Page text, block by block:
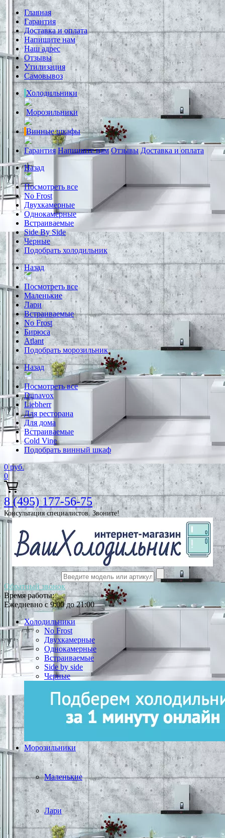
Главная
Гарантия
Доставка и оплата
Напишите нам
Наш адрес
Отзывы
Утилизация
Самовывоз
Холодильники
Морозильники
Винные шкафы
Гарантия Напишите нам Отзывы Доставка и оплата
Назад
Посмотреть все
No Frost
Двухкамерные
Однокамерные
Встраиваемые
Side By Side
Черные
Подобрать холодильник
Назад
Посмотреть все
Маленькие
Лари
Встраиваемые
No Frost
Бирюса
Atlant
Подобрать морозильник
Назад
Посмотреть все
Dunavox
Liebherr
Для ресторана
Для дома
Встраиваемые
Cold Vine
Подобрать винный шкаф
0 руб.
0
8 (495) 177-56-75
Консультация специалистов. Звоните!
Обратный звонок
Время работы:
Ежедневно с 9:00 до 21:00
Холодильники
No Frost
Двухкамерные
Однокамерные
Встраиваемые
Side by side
Черные
Морозильники
Маленькие
Лари